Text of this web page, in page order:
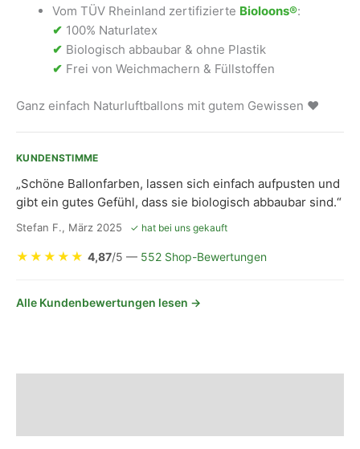
Vom TÜV Rheinland zertifizierte Bioloons®:
✔ 100% Naturlatex
✔ Biologisch abbaubar & ohne Plastik
✔ Frei von Weichmachern & Füllstoffen
Ganz einfach Naturluftballons mit gutem Gewissen ❤
KUNDENSTIMME
„Schöne Ballonfarben, lassen sich einfach aufpusten und
gibt ein gutes Gefühl, dass sie biologisch abbaubar sind.“
Stefan F., März 2025 ✓ hat bei uns gekauft
★ ★ ★ ★ ★ 4,87/5 — 552 Shop-Bewertungen
Alle Kundenbewertungen lesen →